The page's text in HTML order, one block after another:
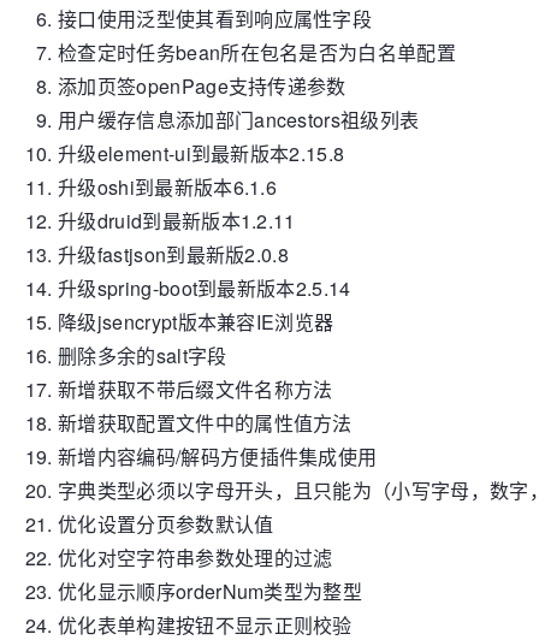
接口使用泛型使其看到响应属性字段
检查定时任务bean所在包名是否为白名单配置
添加页签openPage支持传递参数
用户缓存信息添加部门ancestors祖级列表
升级element-ui到最新版本2.15.8
升级oshi到最新版本6.1.6
升级druid到最新版本1.2.11
升级fastjson到最新版2.0.8
升级spring-boot到最新版本2.5.14
降级jsencrypt版本兼容IE浏览器
删除多余的salt字段
新增获取不带后缀文件名称方法
新增获取配置文件中的属性值方法
新增内容编码/解码方便插件集成使用
字典类型必须以字母开头，且只能为（小写字母，数字
优化设置分页参数默认值
优化对空字符串参数处理的过滤
优化显示顺序orderNum类型为整型
优化表单构建按钮不显示正则校验